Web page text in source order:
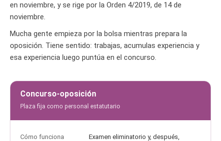
en noviembre, y se rige por la Orden 4/2019, de 14 de
noviembre.
Mucha gente empieza por la bolsa mientras prepara la
oposición. Tiene sentido: trabajas, acumulas experiencia y
esa experiencia luego puntúa en el concurso.
Concurso-oposición
Plaza fija como personal estatutario
Cómo funciona
Examen eliminatorio y, después,